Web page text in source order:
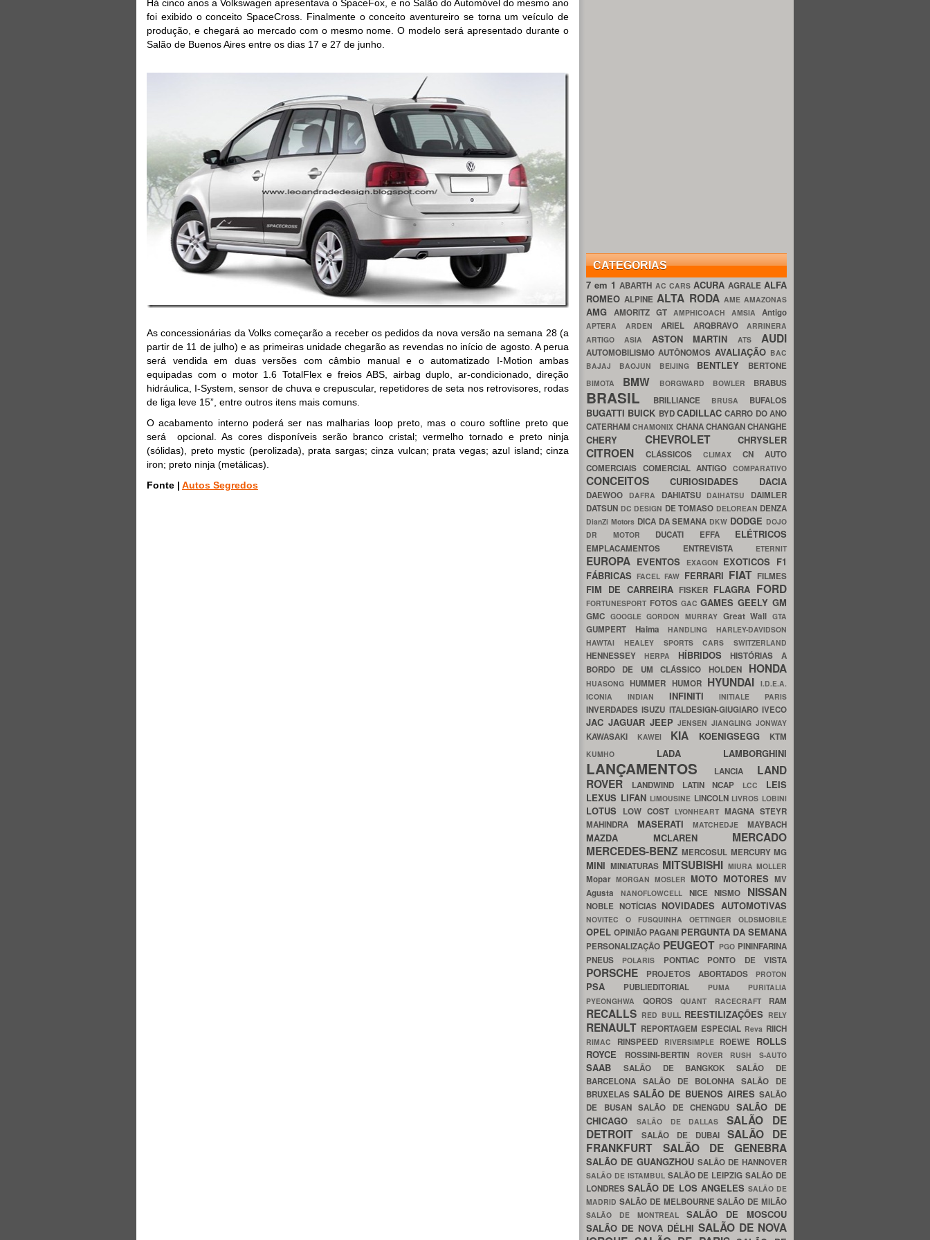
Há cinco anos a Volkswagen apresentava o SpaceFox, e no Salão do Automóvel do mesmo ano
foi exibido o conceito SpaceCross. Finalmente o conceito aventureiro se torna um veículo de
produção, e chegará ao mercado com o mesmo nome. O modelo será apresentado durante o
Salão de Buenos Aires entre os dias 17 e 27 de junho.
As concessionárias da Volks começarão a receber os pedidos da nova versão na semana 28 (a
partir de 11 de julho) e as primeiras unidade chegarão as revendas no início de agosto. A perua
será vendida em duas versões com câmbio manual e o automatizado I-Motion ambas
equipadas com o motor 1.6 TotalFlex e freios ABS, airbag duplo, ar-condicionado, direção
hidráulica, I-System, sensor de chuva e crepuscular, repetidores de seta nos retrovisores, rodas
de liga leve 15”, entre outros itens mais comuns.
O acabamento interno poderá ser nas malharias loop preto, mas o couro softline preto que
será opcional. As cores disponíveis serão branco cristal; vermelho tornado e preto ninja
(sólidas), preto mystic (perolizada), prata sargas; cinza vulcan; prata vegas; azul island; cinza
iron; preto ninja (metálicas).
Fonte | Autos Segredos
CATEGORIAS
7 em 1ABARTH AC CARS ACURA AGRALE ALFA
ROMEOALPINEALTA RODA AME AMAZONAS
AMG AMORITZ GT AMPHICOACH AMSIA Antigo
APTERA ARDEN ARIEL ARQBRAVO ARRINERA
ARTIGO ASIA ASTON MARTINATS AUDI
AUTOMOBILISMOAUTÔNOMOS AVALIAÇÃO BAC
BAJAJ BAOJUN BEIJING BENTLEY BERTONE
BIMOTA BMW BORGWARD BOWLER BRABUS
BRASIL BRILLIANCE BRUSA BUFALOS
BUGATTI BUICK BYDCADILLACCARRO DO ANO
CATERHAMCHAMONIX CHANACHANGANCHANGHE
CHERY CHEVROLET CHRYSLER
CITROEN CLÁSSICOS CLIMAX CN AUTO
COMERCIAIS COMERCIAL ANTIGOCOMPARATIVO
CONCEITOS CURIOSIDADES DACIA
DAEWOO DAFRA DAHIATSU DAIHATSU DAIMLER
DATSUN DC DESIGN DE TOMASO DELOREAN DENZA
DianZi Motors DICA DA SEMANA DKW DODGE DOJO
DR MOTOR DUCATI EFFA ELÉTRICOS
EMPLACAMENTOS ENTREVISTA ETERNIT
EUROPA EVENTOS EXAGON EXOTICOS F1
FÁBRICASFACELFAW FERRARI FIAT FILMES
FIM DE CARREIRA FISKER FLAGRA FORD
FORTUNESPORT FOTOS GACGAMESGEELYGM
GMC GOOGLEGORDON MURRAY Great WallGTA
GUMPERT HaimaHANDLINGHARLEY-DAVIDSON
HAWTAI HEALEY SPORTS CARS SWITZERLAND
HENNESSEY HERPA HÍBRIDOSHISTÓRIAS A
BORDO DE UM CLÁSSICO HOLDEN HONDA
HUASONGHUMMER HUMOR HYUNDAI I.D.E.A.
ICONIA INDIAN INFINITIINITIALE PARIS
INVERDADESISUZU ITALDESIGN-GIUGIAROIVECO
JAC JAGUAR JEEPJENSENJIANGLINGJONWAY
KAWASAKI KAWEI KIA KOENIGSEGG KTM
KUMHO LADA LAMBORGHINI
LANÇAMENTOS LANCIA LAND
ROVER
LANDWIND LATIN NCAP LCC LEIS
LEXUS LIFAN LIMOUSINE LINCOLN LIVROS LOBINI
LOTUS LOW COST LYONHEART MAGNA STEYR
MAHINDRA MASERATIMATCHEDJEMAYBACH
MAZDA MCLAREN MERCADO
MERCEDES-BENZMERCOSUL MERCURYMG
MINI MINIATURAS MITSUBISHI MIURA MOLLER
Mopar MORGAN MOSLER MOTO MOTORES MV
Agusta NANOFLOWCELL NICENISMO NISSAN
NOBLE NOTÍCIAS NOVIDADES AUTOMOTIVAS
NOVITEC O FUSQUINHA OETTINGER OLDSMOBILE
OPEL OPINIÃO PAGANI PERGUNTA DA SEMANA
PERSONALIZAÇÃO PEUGEOT PGO PININFARINA
PNEUS
POLARIS PONTIAC PONTO DE VISTA
PORSCHE PROJETOS ABORTADOS PROTON
PSA PUBLIEDITORIAL PUMA PURITALIA
PYEONGHWA QOROS QUANT RACECRAFT RAM
RECALLS RED BULL REESTILIZAÇÕES RELY
RENAULT REPORTAGEM ESPECIAL Reva RIICH
RIMAC RINSPEED RIVERSIMPLE ROEWE ROLLS
ROYCE
ROSSINI-BERTIN ROVER RUSH S-AUTO
SAAB SALÃO DE BANGKOKSALÃO DE
BARCELONA SALÃO DE BOLONHASALÃO DE
BRUXELAS SALÃO DE BUENOS AIRES SALÃO
DE BUSAN SALÃO DE CHENGDU SALÃO DE
CHICAGO
SALÃO DE DALLASSALÃO DE
DETROIT
SALÃO DE DUBAI SALÃO DE
FRANKFURT SALÃO DE GENEBRA
SALÃO DE GUANGZHOU SALÃO DE HANNOVER
SALÃO DE ISTAMBUL SALÃO DE LEIPZIGSALÃO DE
LONDRESSALÃO DE LOS ANGELES SALÃO DE
MADRID SALÃO DE MELBOURNESALÃO DE MILÃO
SALÃO DE MONTREAL SALÃO DE MOSCOU
SALÃO DE NOVA DÉLHI SALÃO DE NOVA